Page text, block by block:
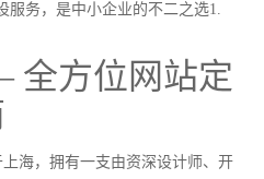
服务，是中小企业的不二之选1.
方位网站定
海，拥有一支由资深设计师、开